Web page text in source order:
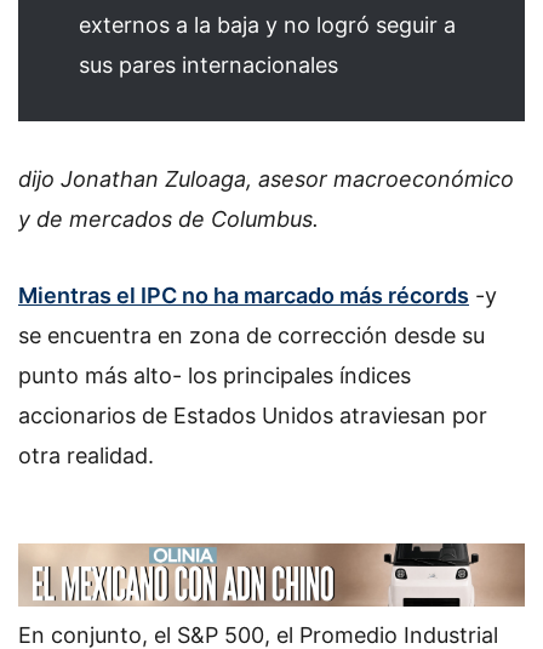
externos a la baja y no logró seguir a
sus pares internacionales
dijo Jonathan Zuloaga, asesor macroeconómico
y de mercados de Columbus.
Mientras el IPC no ha marcado más récords -y
se encuentra en zona de corrección desde su
punto más alto- los principales índices
accionarios de Estados Unidos atraviesan por
otra realidad.
En conjunto, el S&P 500, el Promedio Industrial